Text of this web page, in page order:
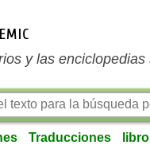
y las enciclopedias
Traducciones